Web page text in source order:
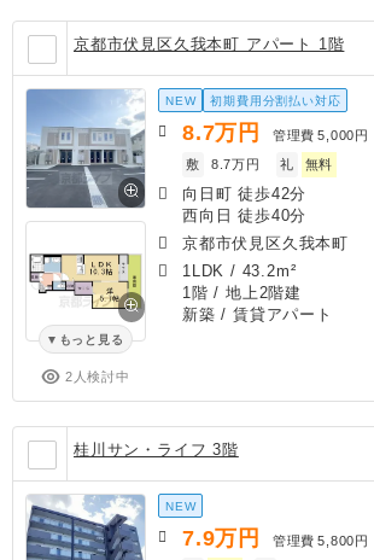
京都市伏見区久我本町 アパート 1階
もっと見る
2人検討中
NEW 初期費用分割払い対応
8.7万円 管理費 5,000円
敷
8.7万円 礼 無料
向日町 徒歩42分
西向日 徒歩40分
京都市伏見区久我本町
1LDK / 43.2m²
1階 / 地上2階建
新築 / 賃貸アパート
桂川サン・ライフ 3階
NEW
7.9万円 管理費 5,800円